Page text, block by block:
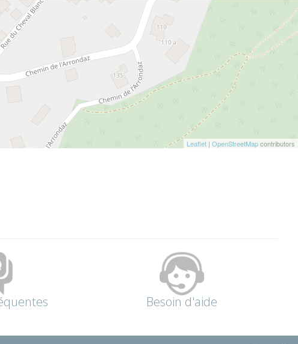
Leaflet | OpenStreetMapcontributors
Besoin d'aide